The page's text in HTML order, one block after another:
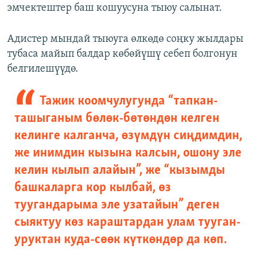
эмчектештер баш кошуусуна тыюу салынат.
Адистер мындай тыюуга өлкөдө соңку жылдары
тубаса майып балдар көбөйүшү себеп болгонун
белгилешүүдө.
Тажик коомчулугунда “тапкан-
ташыганым бөлөк-бөтөндөн келген
келинге калганча, өзүмдүн сиңдимдин,
же инимдин кызына калсын, ошону эле
келин кылып алайын”, же “кызымды
башкаларга кор кылбай, өз
туугандарыма эле узатайын” деген
сыяктуу көз караштардан улам тууган-
уруктан куда-сөөк күткөндөр да көп.